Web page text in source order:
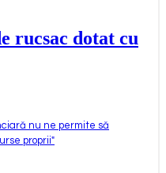
rucsac dotat cu
nu ne permite să
proprii"